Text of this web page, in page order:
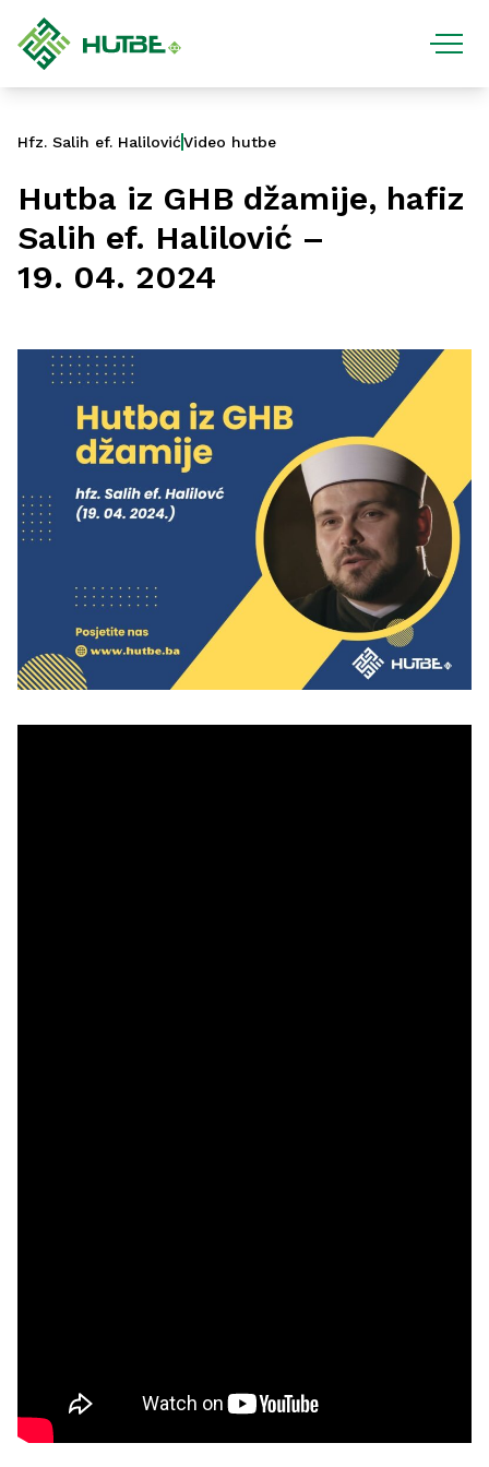
Hfz. Salih ef. HalilovićVideo hutbe
Hutba iz GHB džamije, hafiz
Salih ef. Halilović –
19. 04. 2024